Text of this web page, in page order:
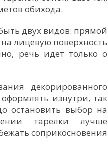
обихода.
двух видов: прямой
лицевую поверхность
речь идет только о
декорированного
изнутри, так
остановить выбор на
тарелки лучше
соприкосновения